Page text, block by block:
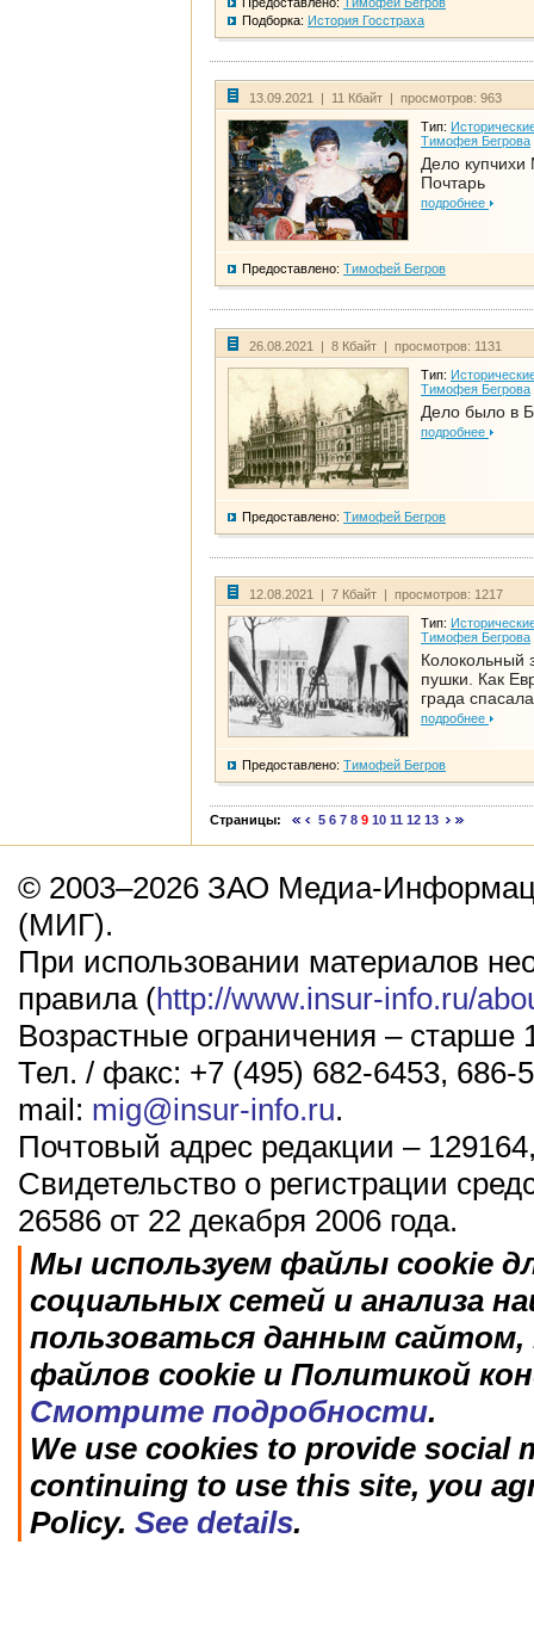
Подборка: История Госстраха
13.09.2021 | 11 Кбайт | просмотров: 963
Тип:
Тимофея Бегрова
Дело
Почтарь
подробнее
Предоставлено: Тимофей Бегров
26.08.2021 | 8 Кбайт | просмотров: 1131
Тип:
Тимофея Бегрова
Дело было в
подробнее
Предоставлено: Тимофей Бегров
12.08.2021 | 7 Кбайт | просмотров: 1217
Тип:
Тимофея Бегрова
Колокольный
пушки. Как
града
подробнее
Предоставлено: Тимофей Бегров
Страницы: 5 6 7 8 9 10 11 12 13
© 2003–2026 ЗАО Медиа-
(МИГ).
При использовании материалов
правила (http://www.insur-info.ru/
Возрастные ограничения – старше
Тел. / факс: +7 (495) 682-6453, 686-
mail: mig@insur-info.ru.
Почтовый адрес редакции –
Свидетельство о регистрации
26586 от 22 декабря 2006 года.
Мы используем файлы cookie
социальных сетей и анализа
пользоваться данным
файлов cookie и Политикой
Смотрите подробности.
We use cookies to provide social
continuing to use this site, you
Policy. See details.